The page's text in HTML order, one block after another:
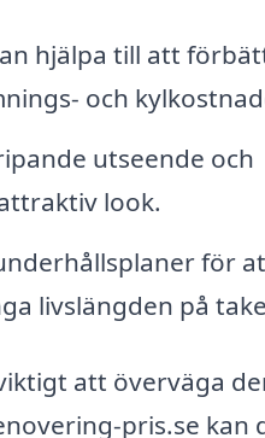
hjälpa till att
och
utseende och
look.
för
livslängden på
att överväga
pris.se kan